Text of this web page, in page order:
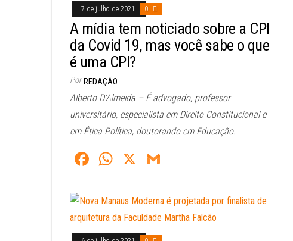
7 de julho de 2021 0
A mídia tem noticiado sobre a CPI
da Covid 19, mas você sabe o que
é uma CPI?
Por REDAÇÃO
Alberto D’Almeida – É advogado, professor
universitário, especialista em Direito Constitucional e
em Ética Política, doutorando em Educação.
Fa
bo
ok
W
ts
A
pp
X
ail